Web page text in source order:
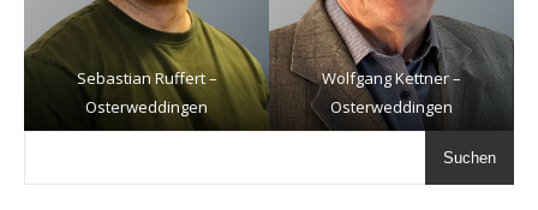
Sebastian Ruffert –
Osterweddingen
Wolfgang Kettner –
Osterweddingen
Suchen